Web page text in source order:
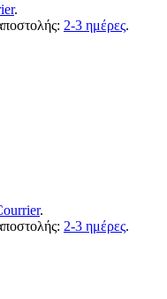
.
2-3 ημέρες.
.
2-3 ημέρες.